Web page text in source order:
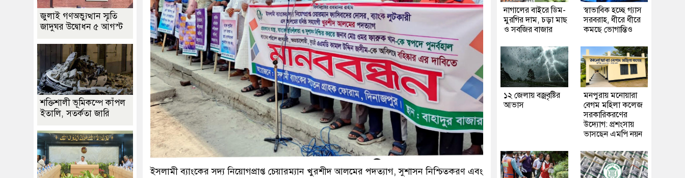
ইসলামী ব্যাংকের সদ্য নিয়োগপ্রাপ্ত চেয়ারম্যান খুরশীদ আলমের পদত্যাগ, সুশাসন নিশ্চিতকরণ এবং
জুলাই গণঅভ্যুত্থান স্মৃতি
জাদুঘর উদ্বোধন ৫ আগস্ট
শক্তিশালী ভূমিকম্পে কাঁপল
ইতালি, সতর্কতা জারি
নাগালের বাইরে ডিম-
মুরগির দাম, চড়া মাছ
ও সবজির বাজার
স্বাভাবিক হচ্ছে গ্যাস
সরবরাহ, ধীরে ধীরে
কমছে ভোগান্তিও
১২ জেলায় বজ্রবৃষ্টির
আভাস
মনপুরায় মনোয়ারা
বেগম মহিলা কলেজ
সরকারিকরণের
উদ্যোগ: প্রশংসায়
ভাসছেন এমপি নয়ন